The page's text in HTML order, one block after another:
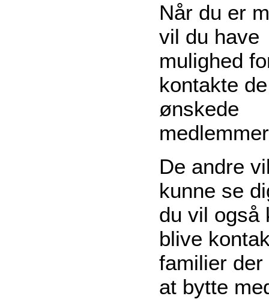
Når du er
vil du have
mulighed
kontakte de
ønskede
De andre
kunne se
du vil også
blive
familier
at bytte